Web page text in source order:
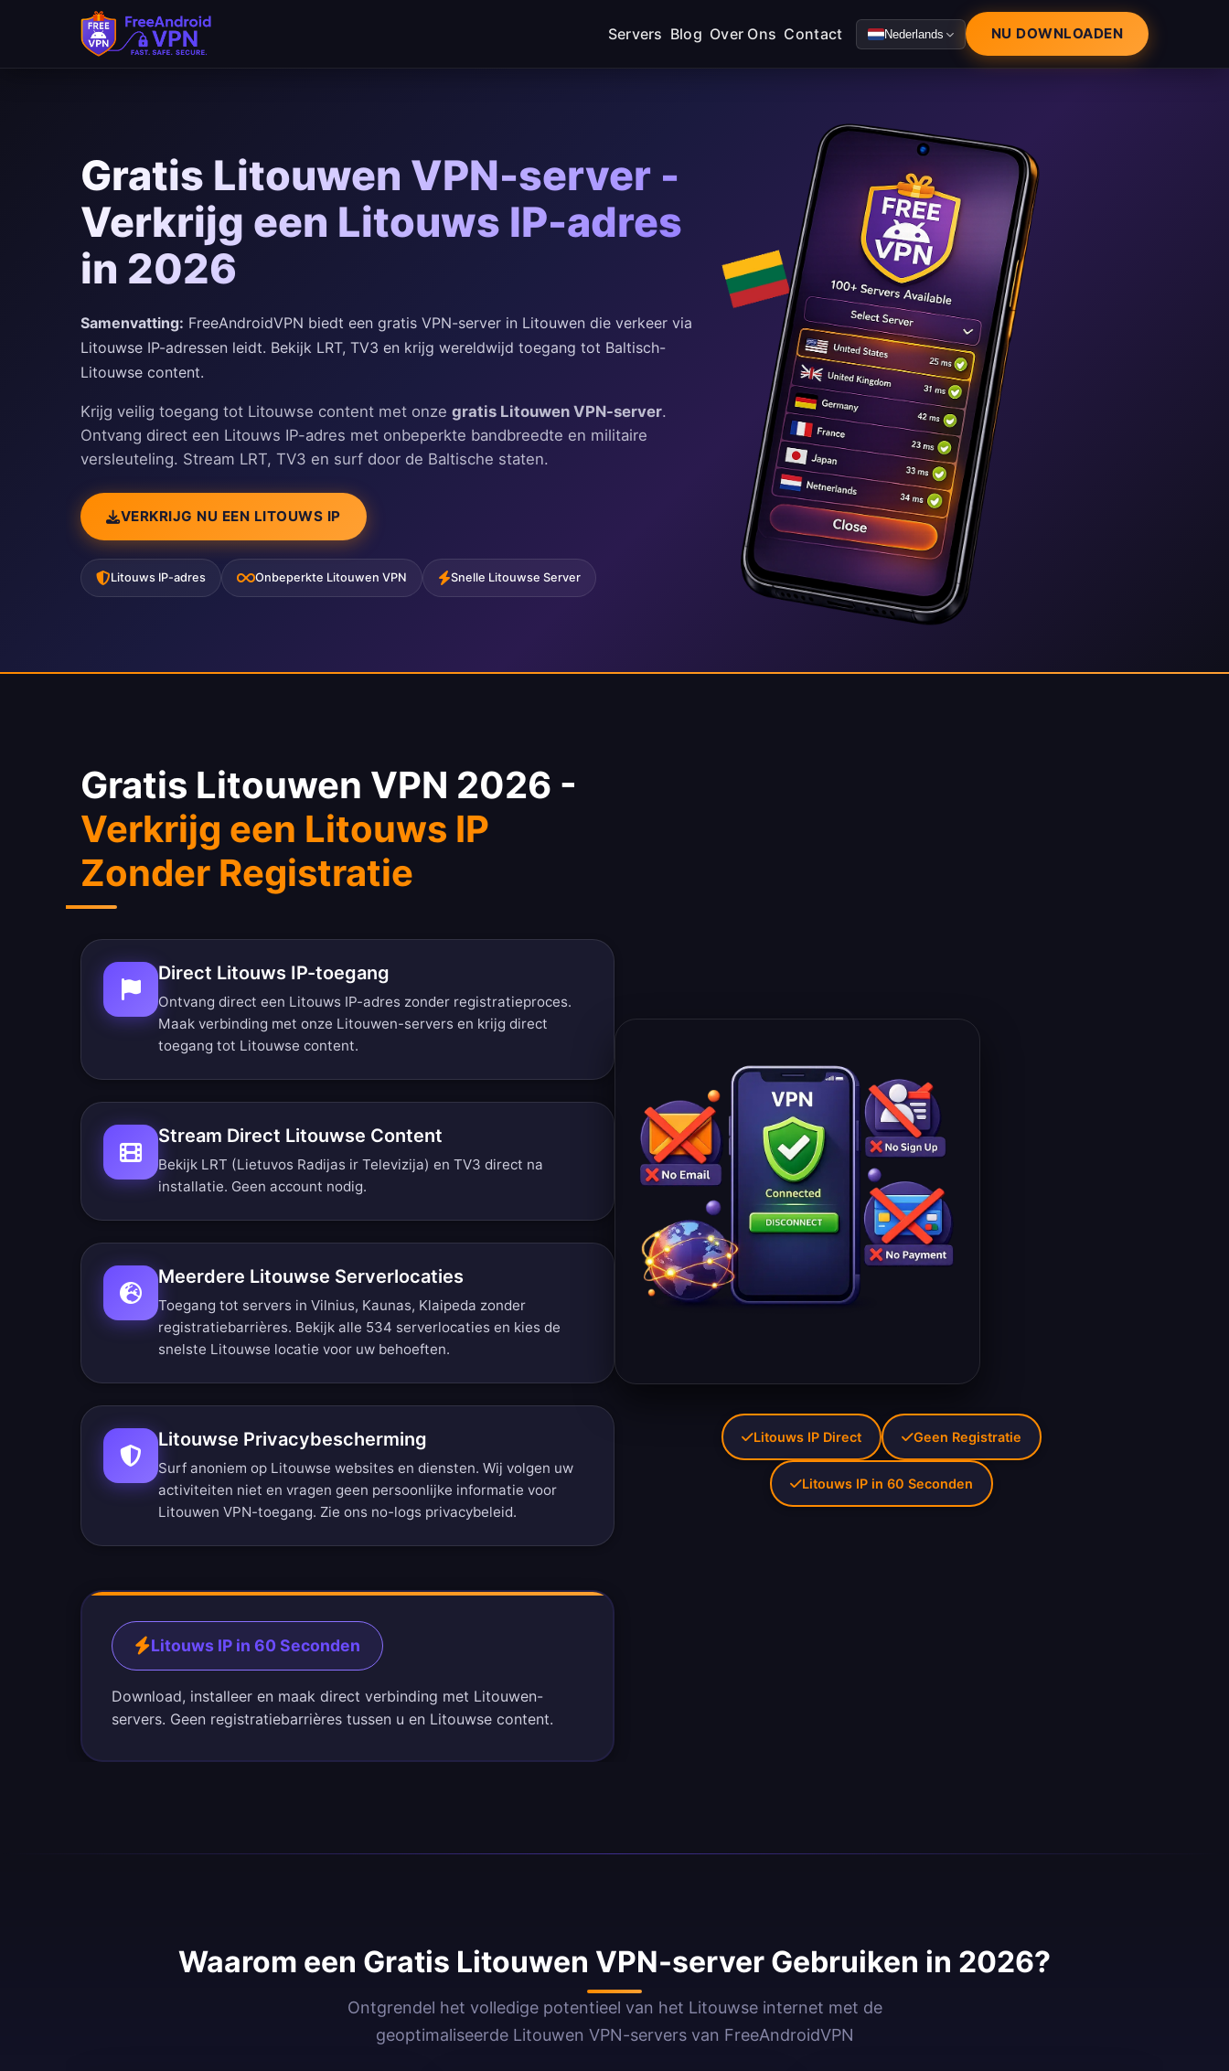
Servers Blog Over Ons Contact Nederlands NU DOWNLOADEN
Gratis Litouwen VPN-server -
Verkrijg een Litouws IP-adres
in 2026
Samenvatting: FreeAndroidVPN biedt een gratis VPN-server in Litouwen die verkeer via
Litouwse IP-adressen leidt. Bekijk LRT, TV3 en krijg wereldwijd toegang tot Baltisch-
Litouwse content.
Krijg veilig toegang tot Litouwse content met onze gratis Litouwen VPN-server.
Ontvang direct een Litouws IP-adres met onbeperkte bandbreedte en militaire
versleuteling. Stream LRT, TV3 en surf door de Baltische staten.
VERKRIJG NU EEN LITOUWS IP
Litouws IP-adres Onbeperkte Litouwen VPN Snelle Litouwse Server
Gratis Litouwen VPN 2026 -
Verkrijg een Litouws IP
Zonder Registratie
Direct Litouws IP-toegang
Ontvang direct een Litouws IP-adres zonder registratieproces.
Maak verbinding met onze Litouwen-servers en krijg direct
toegang tot Litouwse content.
Stream Direct Litouwse Content
Bekijk LRT (Lietuvos Radijas ir Televizija) en TV3 direct na
installatie. Geen account nodig.
Meerdere Litouwse Serverlocaties
Toegang tot servers in Vilnius, Kaunas, Klaipeda zonder
registratiebarrières. Bekijk alle 534 serverlocaties en kies de
snelste Litouwse locatie voor uw behoeften.
Litouwse Privacybescherming
Surf anoniem op Litouwse websites en diensten. Wij volgen uw
activiteiten niet en vragen geen persoonlijke informatie voor
Litouwen VPN-toegang. Zie ons no-logs privacybeleid.
Litouws IP in 60 Seconden
Download, installeer en maak direct verbinding met Litouwen-
servers. Geen registratiebarrières tussen u en Litouwse content.
Litouws IP Direct Geen Registratie
Litouws IP in 60 Seconden
Waarom een Gratis Litouwen VPN-server Gebruiken in 2026?
Ontgrendel het volledige potentieel van het Litouwse internet met de
geoptimaliseerde Litouwen VPN-servers van FreeAndroidVPN